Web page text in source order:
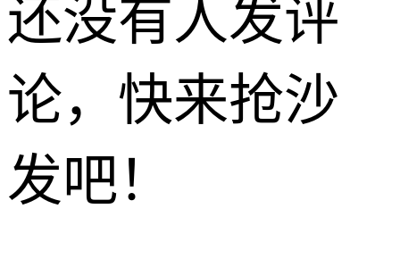
还没有人发评
论，快来抢沙
发吧！